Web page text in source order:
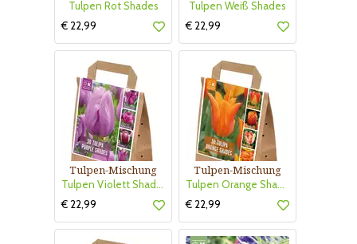
Tulpen Rot Shades
€ 22,99
Tulpen Weiß Shades
€ 22,99
Tulpen-Mischung
Tulpen Violett Shades
€ 22,99
Tulpen-Mischung
Tulpen Orange Shades
€ 22,99